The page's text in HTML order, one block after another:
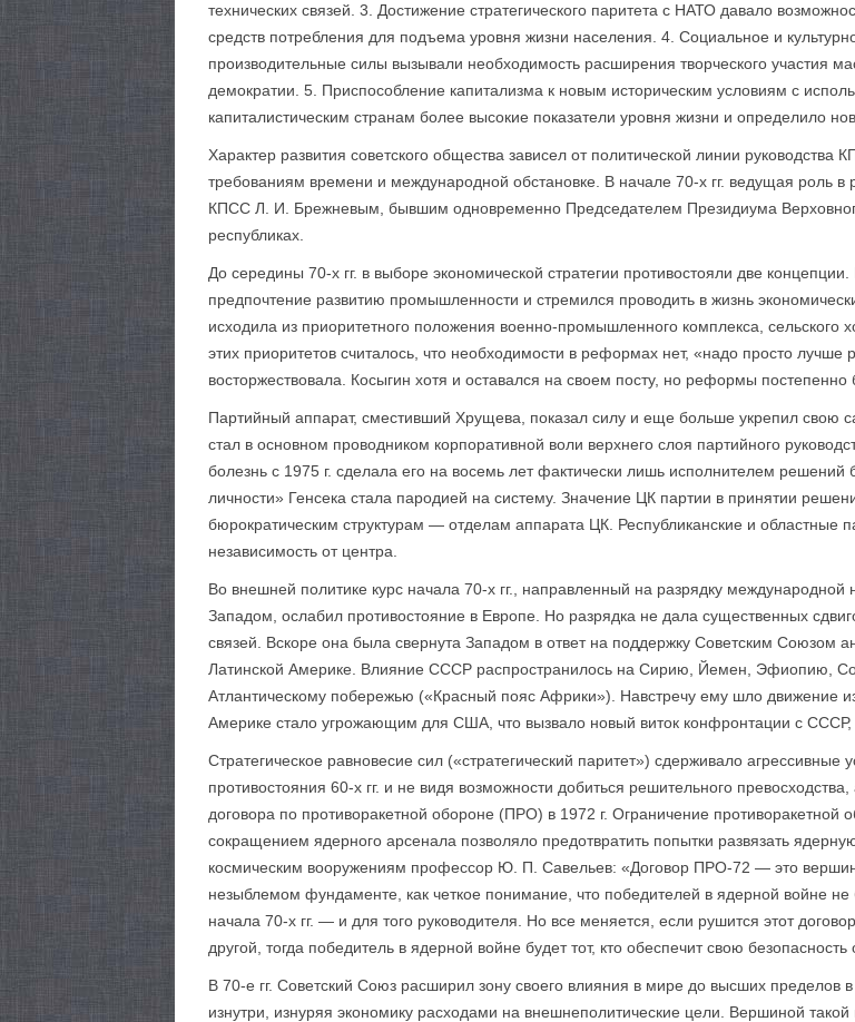
технических связей. 3. Достижение стратегического паритета с НАТО давало
средств потребления для подъема уровня жизни населения. 4. Социальное и
производительные силы вызывали необходимость расширения творческого участия
демократии. 5. Приспособление ка­питализма к новым историческим условиям с
капиталистическим странам более высокие показатели уровня жизни и определило
Характер развития советского общества зависел от политической линии руководства
требованиям времени и международной обстановке. В начале 70-х гг. ведущая роль в
КПСС Л. И. Брежневым, бывшим одновременно Председателем Президиума
республиках.
До середины 70-х гг. в выборе экономической стратегии противостояли две
предпочтение развитию промышленности и стремился проводить в жизнь
исходила из приоритетного положения военно-промышленного комплекса, сельского
этих приоритетов считалось, что необходимости в реформах нет, «надо просто лучше
восторжествовала. Косыгин хотя и оставался на своем посту, но реформы постепенно
Партийный аппарат, сместивший Хрущева, показал силу и еще больше укрепил свою
стал в основном проводником корпоративной воли верхнего слоя партийного
болезнь с 1975 г. сделала его на восемь лет фактически лишь исполнителем
личности» Генсека стала пародией на систему. Значение ЦК партии в принятии
бюрократическим структурам — отделам аппарата ЦК. Республиканские и областные
независимость от центра.
Во внешней политике курс начала 70-х гг., направленный на разрядку
Западом, ослабил противостояние в Европе. Но разрядка не дала существенных
связей. Вскоре она была свернута Западом в ответ на поддержку Советским Союзом
Латинской Америке. Влияние СССР распространилось на Сирию, Йемен, Эфиопию,
Атлантическому побережью («Красный пояс Африки»). Навстречу ему шло движение
Америке стало угрожающим для США, что вызвало новый виток конфронтации с СССР,
Стратегическое равновесие сил («стратегический паритет») сдерживало
противостояния 60-х гг. и не видя возможности добиться решительного
договора по противоракетной обороне (ПРО) в 1972 г. Ограничение
сокращением ядерного арсенала позволяло предотвратить попытки развязать
космическим вооружениям профессор Ю. П. Савельев: «Договор ПРО-72 — это
незыблемом фундаменте, как четкое понимание, что победителей в ядерной войне
начала 70-х гг. — и для того руководителя. Но все меняется, если рушится этот
другой, тогда победитель в ядерной войне будет тот, кто обеспечит свою безопасность
В 70-е гг. Советский Союз расширил зону своего влияния в мире до высших пределов
изнутри, изнуряя экономику расходами на внешнеполитические цели. Вершиной такой